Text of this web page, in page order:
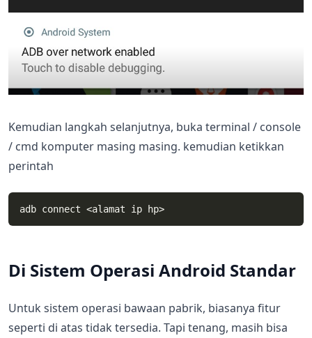
Kemudian langkah selanjutnya, buka terminal / console
/ cmd komputer masing masing. kemudian ketikkan
perintah
adb connect <alamat ip hp>
Di Sistem Operasi Android Standar
Untuk sistem operasi bawaan pabrik, biasanya fitur
seperti di atas tidak tersedia. Tapi tenang, masih bisa